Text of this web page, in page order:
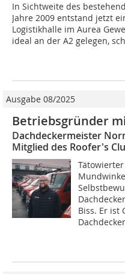
In Sichtweite des
Jahre 2009 entstand jetzt
Logistikhalle im Aurea
ideal an der A2 gelegen,
Ausgabe 08/2025
Betriebsgründer
Dachdeckermeister
Mitglied des Roofer's
Biss. Er ist